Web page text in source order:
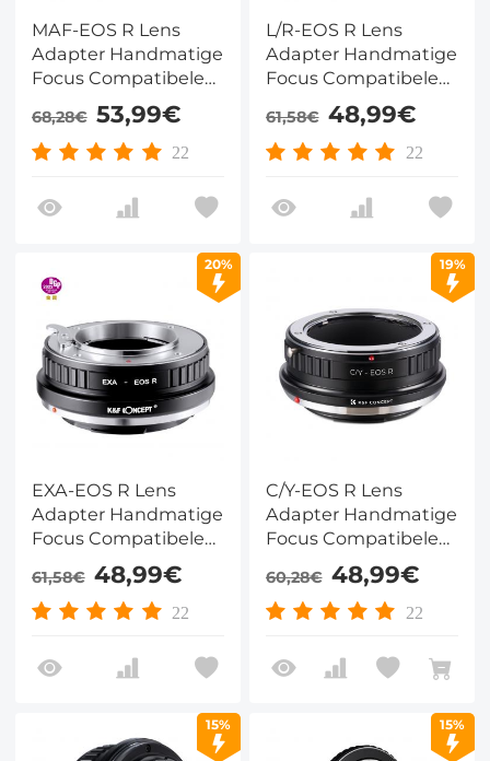
MAF-EOS R Lens
Adapter Handmatige
Focus Compatibele
Sony A Lenzen voor
Canon EOS R
Camera Lichaam
68,28€ 53,99€
22
L/R-EOS R Lens
Adapter Handmatige
Focus Compatibele
Leica R Serie Lenzen
voor Canon EOS R
Camera Lichaam
61,58€ 48,99€
22
20%
EXA-EOS R Lens
Adapter Handmatige
Focus Compatibele
EXA Lenzen voor
Canon EOS R
Camera Lichaam
61,58€ 48,99€
22
19%
C/Y-EOS R Lens
Adapter Handmatige
Focus Compatibele
Contax Yashica
Lenzen voor Canon
EOS R Camera
60,28€ 48,99€
22
15% 15%